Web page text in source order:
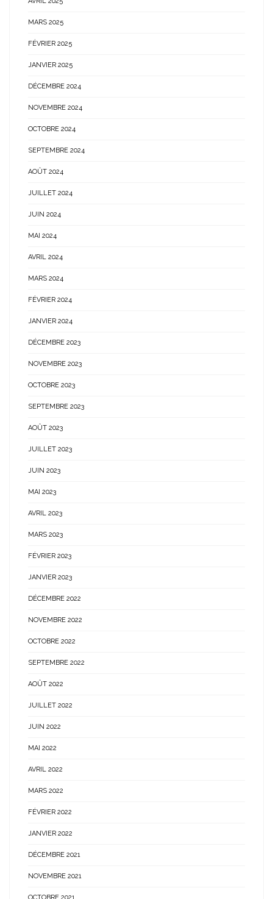
MARS 2025
FÉVRIER 2025
JANVIER 2025
DÉCEMBRE 2024
NOVEMBRE 2024
OCTOBRE 2024
SEPTEMBRE 2024
AOÛT 2024
JUILLET 2024
JUIN 2024
MAI 2024
AVRIL 2024
MARS 2024
FÉVRIER 2024
JANVIER 2024
DÉCEMBRE 2023
NOVEMBRE 2023
OCTOBRE 2023
SEPTEMBRE 2023
AOÛT 2023
JUILLET 2023
JUIN 2023
MAI 2023
AVRIL 2023
MARS 2023
FÉVRIER 2023
JANVIER 2023
DÉCEMBRE 2022
NOVEMBRE 2022
OCTOBRE 2022
SEPTEMBRE 2022
AOÛT 2022
JUILLET 2022
JUIN 2022
MAI 2022
AVRIL 2022
MARS 2022
FÉVRIER 2022
JANVIER 2022
DÉCEMBRE 2021
NOVEMBRE 2021